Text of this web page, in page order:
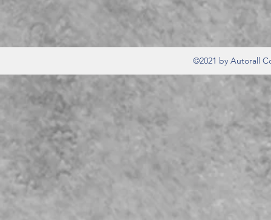
©2021 by Autorall